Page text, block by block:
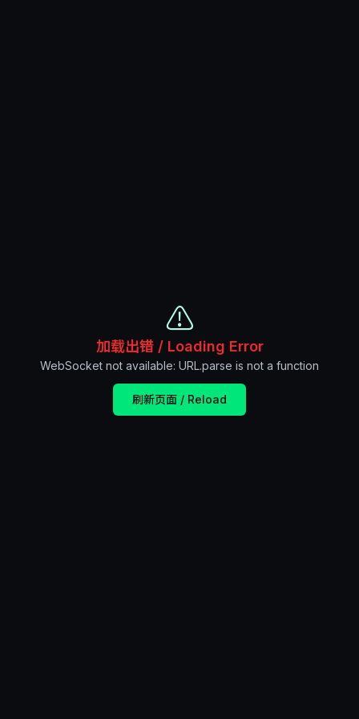
⚠️
加载出错 / Loading Error
WebSocket not available: URL.parse is not a function
刷新页面 / Reload